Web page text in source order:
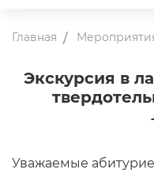
Главная
Экскурсия в
Уважаемые